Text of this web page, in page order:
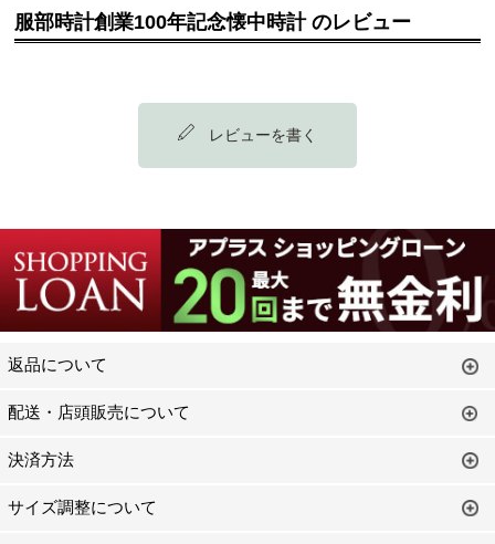
服部時計創業100年記念懐中時計 のレビュー
レビューを書く
返品について
配送・店頭販売について
決済方法
サイズ調整について